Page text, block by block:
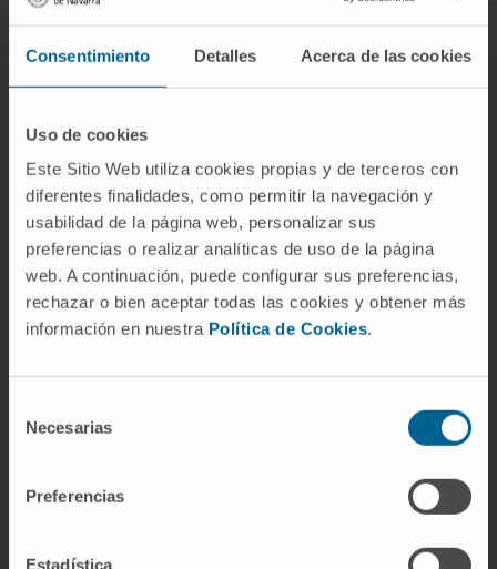
Consentimiento Detalles Acerca de las cookies
Uso de cookies
Este Sitio Web utiliza cookies propias y de terceros con
diferentes finalidades, como permitir la navegación y
usabilidad de la página web, personalizar sus
preferencias o realizar analíticas de uso de la página
web. A continuación, puede configurar sus preferencias,
rechazar o bien aceptar todas las cookies y obtener más
información en nuestra Política de Cookies.
Necesarias
Preferencias
Estadística
arquicorteza?
latíncortex(corteza). Designa la corteza
cerebral de origen filogenético más remoto. El
equivalente en inglés,archicortex, se usa
indistintamente conarchipallium.
¿Por qué la arquicorteza tiene solo
tres capas?
anterior a la neocorteza, que fue adquiriendo
mamíferos desarrollaron funciones cognitivas
no implica menor eficiencia: en el hipocampo,
como la potenciación a largo plazo, base